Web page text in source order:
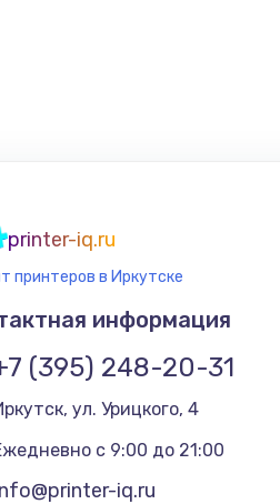
printer-iq.ru
принтеров в Иркутске
информация
(395) 248-20-31
, ул. Урицкого, 4
с 9:00 до 21:00
iq.ru